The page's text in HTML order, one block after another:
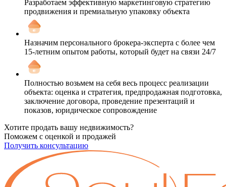
Разработаем эффективную маркетинговую стратегию
продвижения и премиальную упаковку объекта
Назначим персонального брокера-эксперта с более чем
15-летним опытом работы, который будет на связи 24/7
Полностью возьмем на себя весь процесс реализации
объекта: оценка и стратегия, предпродажная подготовка,
заключение договора, проведение презентаций и
показов, юридическое сопровождение
Хотите продать вашу недвижимость?
Поможем с оценкой и продажей
Получить консультацию